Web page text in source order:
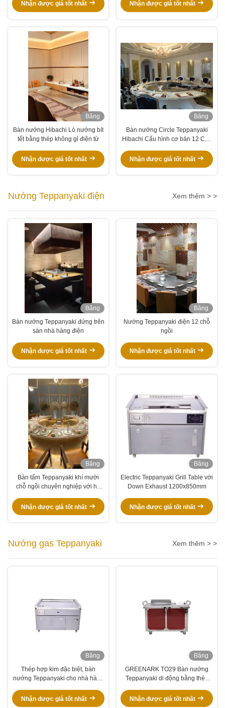
Nhận được giá tốt nhất
Nhận được giá tốt nhất
Băng
hình
Bàn nướng Hibachi Lò nướng bít
tết bằng thép không gỉ điện từ
Nhận được giá tốt nhất
Băng
hình
Bàn nướng Circle Teppanyaki
Hibachi Cấu hình cơ bản 12 Chỗ
Nhận được giá tốt nhất
Nướng Teppanyaki điện Xem thêm > >
Băng
hình
Bàn nướng Teppanyaki đứng trên
sàn nhà hàng điện
Nhận được giá tốt nhất
Băng
hình
Nướng Teppanyaki điện 12 chỗ
ngồi
Nhận được giá tốt nhất
Băng
hình
Bàn tấm Teppanyaki khí mười
chỗ ngồi chuyên nghiệp với hệ
Nhận được giá tốt nhất
Băng
hình
Electric Teppanyaki Grill Table với
Down Exhaust 1200x850mm
Nhận được giá tốt nhất
Nướng gas Teppanyaki Xem thêm > >
Băng
hình
Thép hợp kim đặc biệt, bàn
nướng Teppanyaki cho nhà hàng
Nhận được giá tốt nhất
Băng
hình
GREENARK TO29 Bàn nướng
Teppanyaki di động bằng thép
Nhận được giá tốt nhất